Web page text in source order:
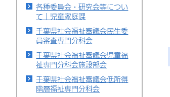
各種委員会・研究会等につい
て｜児童家庭課
千葉県社会福祉審議会民生委
員審査専門分科会
千葉県社会福祉審議会児童福
祉専門分科会施設部会
千葉県社会福祉審議会低所得
階層福祉専門分科会